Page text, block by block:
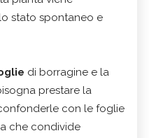
stato spontaneo e
di borragine e la
prestare la
con le foglie
che condivide